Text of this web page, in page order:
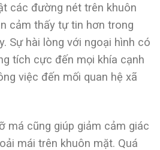
các đường nét trên khuôn
cảm thấy tự tin hơn trong
Sự hài lòng với ngoại hình có
tích cực đến mọi khía cạnh
việc đến mối quan hệ xã
má cũng giúp giảm cảm giác
mái trên khuôn mặt. Quá